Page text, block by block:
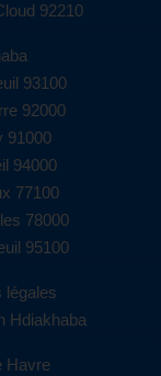
92210
93100
92000
91000
94000
77100
78000
95100
légales
Hdiakhaba
Havre